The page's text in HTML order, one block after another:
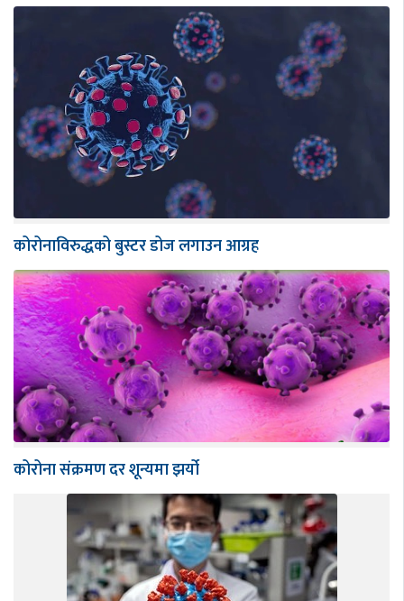
कोरोनाविरुद्धको बुस्टर डोज लगाउन आग्रह
कोरोना संक्रमण दर शून्यमा झर्यो